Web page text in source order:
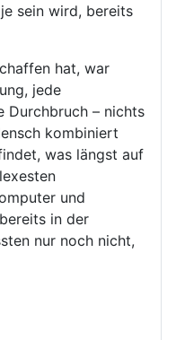
sein wird, bereits
hat, war
jede
Durchbruch – nichts
kombiniert
was längst auf
und
in der
nur noch nicht,